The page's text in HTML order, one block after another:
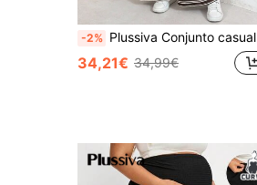
-2% Plussiva Conjunto casual diário de 2 peças para grávida plus size, top às riscas de manga curta e calças compridas com cintura ajustável
34,21€ 34,99€